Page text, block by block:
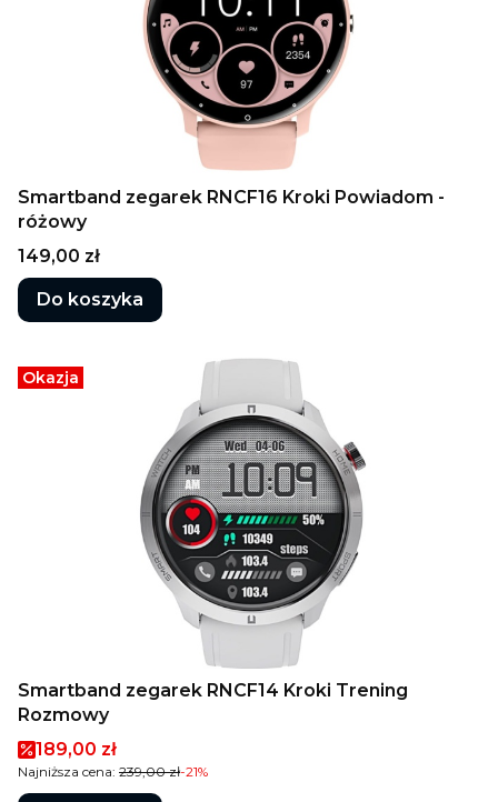
Smartband zegarek RNCF16 Kroki Powiadom -
różowy
Cena
149,00 zł
Do koszyka
Okazja
Smartband zegarek RNCF14 Kroki Trening
Rozmowy
Cena promocyjna
189,00 zł
Najniższa cena: 239,00 zł-21%